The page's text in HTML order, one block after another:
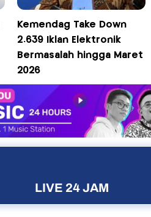
Kemendag Take Down
2.639 Iklan Elektronik
Bermasalah hingga Maret
2026
LIVE 24 JAM